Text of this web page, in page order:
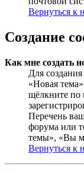
Вернуться к
Создание
Как мне создать
Для
«Новая
щёлкните по
Перечень
форума или
темы», «Вы
Вернуться к